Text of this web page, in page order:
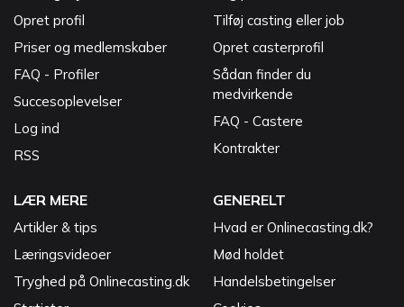
Opret profil
Priser og medlemskaber
FAQ - Profiler
Succesoplevelser
Log ind
RSS
Tilføj casting eller job
Opret casterprofil
Sådan finder du
medvirkende
FAQ - Castere
Kontrakter
LÆR MERE
Artikler & tips
Læringsvideoer
Tryghed på Onlinecasting.dk
GENERELT
Hvad er Onlinecasting.dk?
Mød holdet
Handelsbetingelser